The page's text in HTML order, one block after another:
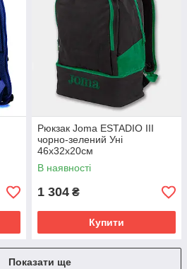
Рюкзак Joma ESTADIO III
чорно-зелений Уні
46х32х20см
В наявності
1 304 ₴
Купити
Показати ще